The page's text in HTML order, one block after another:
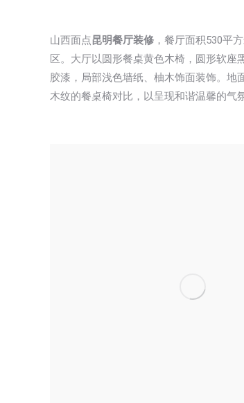
山西面点昆明餐厅装修 ，餐厅面积530平
区。大厅以圆形餐桌黄色木椅，圆形软座
胶漆，局部浅色墙纸、柚木饰面装饰。
木纹的餐桌椅对比，以呈现和谐温馨的气氛